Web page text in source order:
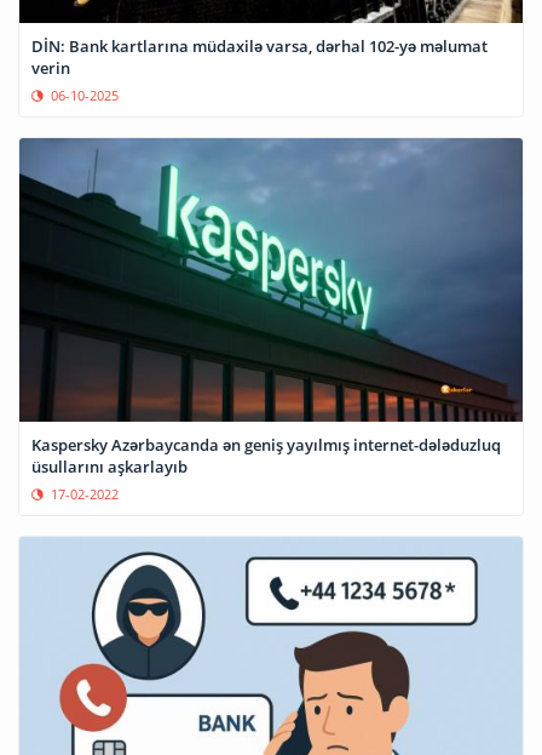
DİN: Bank kartlarına müdaxilə varsa, dərhal 102-yə məlumat
verin
06-10-2025
Kaspersky Azərbaycanda ən geniş yayılmış internet-dələduzluq
üsullarını aşkarlayıb
17-02-2022